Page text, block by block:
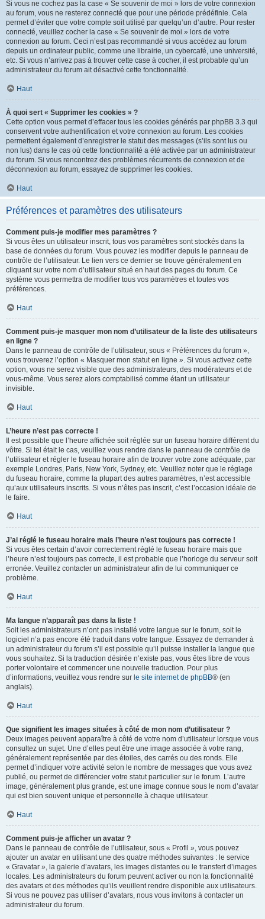
Si vous ne cochez pas la case « Se souvenir de moi » lors de votre connexion
au forum, vous ne resterez connecté que pour une période prédéfinie. Cela
permet d’éviter que votre compte soit utilisé par quelqu’un d’autre. Pour rester
connecté, veuillez cocher la case « Se souvenir de moi » lors de votre
connexion au forum. Ceci n’est pas recommandé si vous accédez au forum
depuis un ordinateur public, comme une librairie, un cybercafé, une université,
etc. Si vous n’arrivez pas à trouver cette case à cocher, il est probable qu’un
administrateur du forum ait désactivé cette fonctionnalité.
Haut
À quoi sert « Supprimer les cookies » ?
Cette option vous permet d’effacer tous les cookies générés par phpBB 3.3 qui
conservent votre authentification et votre connexion au forum. Les cookies
permettent également d’enregistrer le statut des messages (s’ils sont lus ou
non lus) dans le cas où cette fonctionnalité a été activée par un administrateur
du forum. Si vous rencontrez des problèmes récurrents de connexion et de
déconnexion au forum, essayez de supprimer les cookies.
Haut
Préférences et paramètres des utilisateurs
Comment puis-je modifier mes paramètres ?
Si vous êtes un utilisateur inscrit, tous vos paramètres sont stockés dans la
base de données du forum. Vous pouvez les modifier depuis le panneau de
contrôle de l’utilisateur. Le lien vers ce dernier se trouve généralement en
cliquant sur votre nom d’utilisateur situé en haut des pages du forum. Ce
système vous permettra de modifier tous vos paramètres et toutes vos
préférences.
Haut
Comment puis-je masquer mon nom d’utilisateur de la liste des utilisateurs
en ligne ?
Dans le panneau de contrôle de l’utilisateur, sous « Préférences du forum »,
vous trouverez l’option « Masquer mon statut en ligne ». Si vous activez cette
option, vous ne serez visible que des administrateurs, des modérateurs et de
vous-même. Vous serez alors comptabilisé comme étant un utilisateur
invisible.
Haut
L’heure n’est pas correcte !
Il est possible que l’heure affichée soit réglée sur un fuseau horaire différent du
vôtre. Si tel était le cas, veuillez vous rendre dans le panneau de contrôle de
l’utilisateur et régler le fuseau horaire afin de trouver votre zone adéquate, par
exemple Londres, Paris, New York, Sydney, etc. Veuillez noter que le réglage
du fuseau horaire, comme la plupart des autres paramètres, n’est accessible
qu’aux utilisateurs inscrits. Si vous n’êtes pas inscrit, c’est l’occasion idéale de
le faire.
Haut
J’ai réglé le fuseau horaire mais l’heure n’est toujours pas correcte !
Si vous êtes certain d’avoir correctement réglé le fuseau horaire mais que
l’heure n’est toujours pas correcte, il est probable que l’horloge du serveur soit
erronée. Veuillez contacter un administrateur afin de lui communiquer ce
problème.
Haut
Ma langue n’apparaît pas dans la liste !
Soit les administrateurs n’ont pas installé votre langue sur le forum, soit le
logiciel n’a pas encore été traduit dans votre langue. Essayez de demander à
un administrateur du forum s’il est possible qu’il puisse installer la langue que
vous souhaitez. Si la traduction désirée n’existe pas, vous êtes libre de vous
porter volontaire et commencer une nouvelle traduction. Pour plus
d’informations, veuillez vous rendre sur le site internet de phpBB® (en
anglais).
Haut
Que signifient les images situées à côté de mon nom d’utilisateur ?
Deux images peuvent apparaître à côté de votre nom d’utilisateur lorsque vous
consultez un sujet. Une d’elles peut être une image associée à votre rang,
généralement représentée par des étoiles, des carrés ou des ronds. Elle
permet d’indiquer votre activité selon le nombre de messages que vous avez
publié, ou permet de différencier votre statut particulier sur le forum. L’autre
image, généralement plus grande, est une image connue sous le nom d’avatar
qui est bien souvent unique et personnelle à chaque utilisateur.
Haut
Comment puis-je afficher un avatar ?
Dans le panneau de contrôle de l’utilisateur, sous « Profil », vous pouvez
ajouter un avatar en utilisant une des quatre méthodes suivantes : le service
« Gravatar », la galerie d’avatars, les images distantes ou le transfert d’images
locales. Les administrateurs du forum peuvent activer ou non la fonctionnalité
des avatars et des méthodes qu’ils veuillent rendre disponible aux utilisateurs.
Si vous ne pouvez pas utiliser d’avatars, nous vous invitons à contacter un
administrateur du forum.